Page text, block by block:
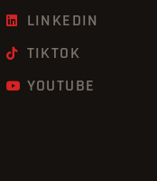
LINKEDIN
TIKTOK
YOUTUBE